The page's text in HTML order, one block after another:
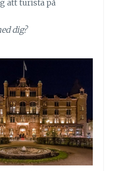
att turista på
dig?